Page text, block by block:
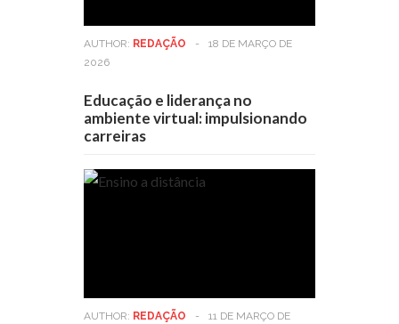
AUTHOR: REDAÇÃO -
18 DE MARÇO DE
2026
Educação e liderança no
ambiente virtual: impulsionando
carreiras
AUTHOR: REDAÇÃO -
11 DE MARÇO DE